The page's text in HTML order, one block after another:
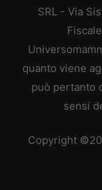
SRL - Via
quanto viene
può pertanto
sensi
Copyright